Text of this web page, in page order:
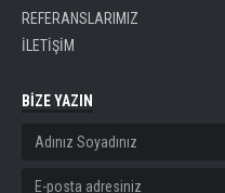
REFERANSLARIMIZ
İLETİŞİM
BİZE YAZIN